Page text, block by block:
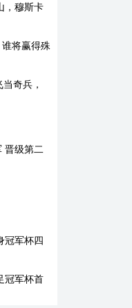
，穆斯卡
将赢得殊
奇兵，
晋级第二
冠军杯四
冠军杯首